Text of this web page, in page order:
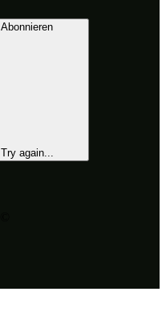
Abonnieren
Try again...